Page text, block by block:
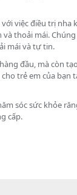
việc điều trị
thoải mái.
mái và tự tin.
đầu, mà còn
trẻ em của
sóc sức khỏe
cấp.